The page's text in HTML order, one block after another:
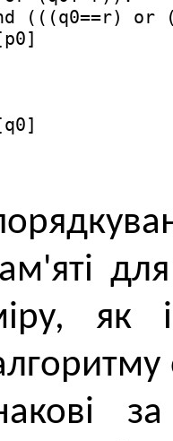
(((q0==r) or
як